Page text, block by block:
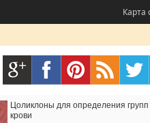
Карта
Цоликлоны для определения групп
крови